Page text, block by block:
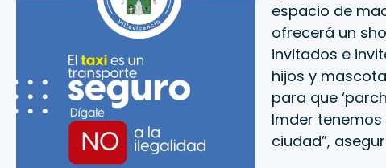
espacio de
ofrecerá un
invitados e
hijos y
para que
Imder
ciudad”,